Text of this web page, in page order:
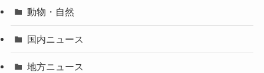
動物・自然
国内ニュース
地方ニュース